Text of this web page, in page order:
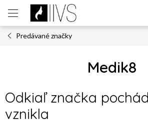
obsah
Predávané značky
Medik8
Odkiaľ značka
vznikla